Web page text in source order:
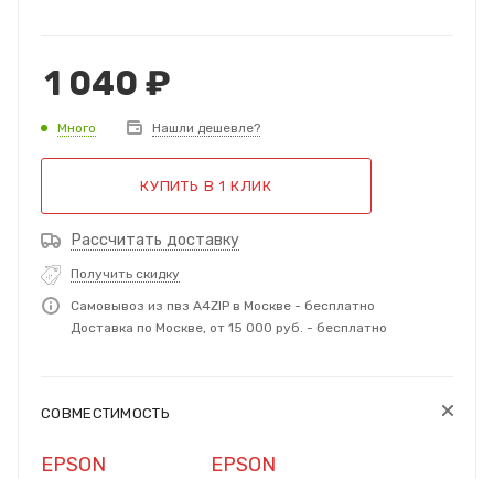
1 040 ₽
Много Нашли дешевле?
КУПИТЬ В 1 КЛИК
Рассчитать доставку
Получить скидку
Самовывоз из пвз A4ZIP в Москве - бесплатно
Доставка по Москве, от 15 000 руб. - бесплатно
СОВМЕСТИМОСТЬ
EPSON
EPSON